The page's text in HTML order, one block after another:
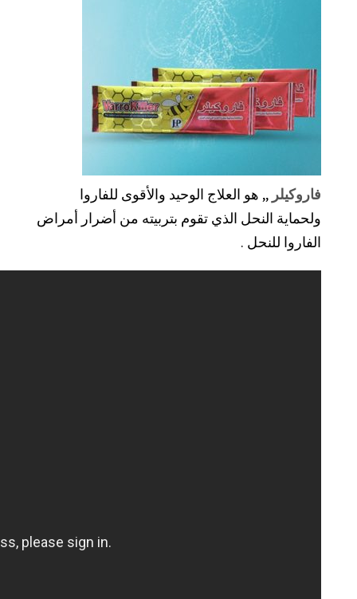
فاروكيلر ,, هو العلاج الوحيد والأقوى للفاروا
ولحماية النحل الذي تقوم بتربيته من أضرار أمراض
الفاروا للنحل .